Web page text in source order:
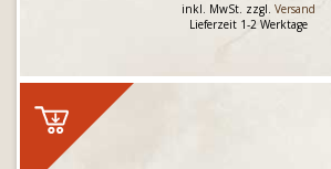
inkl. MwSt. zzgl. Versand
Lieferzeit 1-2 Werktage